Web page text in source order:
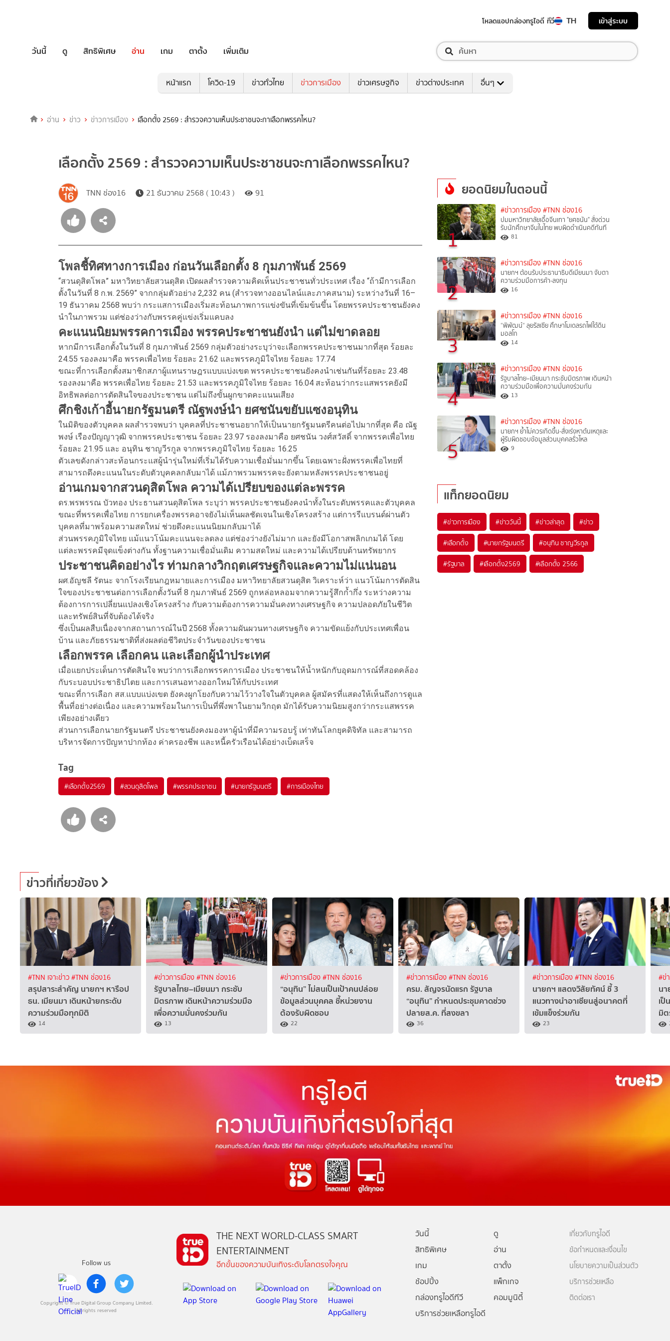
โหลดแอปกล่องทรูไอดี ทีวี TH เข้าสู่ระบบ
วันนี้ ดู สิทธิพิเศษ อ่าน เกม ตาตั้ง เพิ่มเติม
หน้าแรก โควิด-19 ข่าวทั่วไทย ข่าวการเมือง ข่าวเศรษฐกิจ ข่าวต่างประเทศ อื่นๆ
อ่าน ข่าว ข่าวการเมือง เลือกตั้ง 2569 : สำรวจความเห็นประชาชนจะกาเลือกพรรคไหน?
เลือกตั้ง 2569 : สำรวจความเห็นประชาชนจะกาเลือกพรรคไหน?
TNN ช่อง16 21 ธันวาคม 2568 ( 10:43 ) 91
โพลชี้ทิศทางการเมือง ก่อนวันเลือกตั้ง 8 กุมภาพันธ์ 2569
“สวนดุสิตโพล” มหาวิทยาลัยสวนดุสิต เปิดผลสำรวจความคิดเห็นประชาชนทั่วประเทศ เรื่อง “ถ้ามีการเลือก
ตั้งในวันที่ 8 ก.พ. 2569” จากกลุ่มตัวอย่าง 2,232 คน (สำรวจทางออนไลน์และภาคสนาม) ระหว่างวันที่ 16–
19 ธันวาคม 2568 พบว่า กระแสการเมืองเริ่มสะท้อนภาพการแข่งขันที่เข้มข้นขึ้น โดยพรรคประชาชนยังคง
นำในภาพรวม แต่ช่องว่างกับพรรคคู่แข่งเริ่มแคบลง
คะแนนนิยมพรรคการเมือง พรรคประชาชนยังนำ แต่ไม่ขาดลอย
หากมีการเลือกตั้งในวันที่ 8 กุมภาพันธ์ 2569 กลุ่มตัวอย่างระบุว่าจะเลือกพรรคประชาชนมากที่สุด ร้อยละ
24.55 รองลงมาคือ พรรคเพื่อไทย ร้อยละ 21.62 และพรรคภูมิใจไทย ร้อยละ 17.74
ขณะที่การเลือกตั้งสมาชิกสภาผู้แทนราษฎรแบบแบ่งเขต พรรคประชาชนยังคงนำเช่นกันที่ร้อยละ 23.48
รองลงมาคือ พรรคเพื่อไทย ร้อยละ 21.53 และพรรคภูมิใจไทย ร้อยละ 16.04 สะท้อนว่ากระแสพรรคยังมี
อิทธิพลต่อการตัดสินใจของประชาชน แต่ไม่ถึงขั้นผูกขาดคะแนนเสียง
ศึกชิงเก้าอี้นายกรัฐมนตรี ณัฐพงษ์นำ ยศชนันขยับแซงอนุทิน
ในมิติของตัวบุคคล ผลสำรวจพบว่า บุคคลที่ประชาชนอยากให้เป็นนายกรัฐมนตรีคนต่อไปมากที่สุด คือ ณัฐ
พงษ์ เรืองปัญญาวุฒิ จากพรรคประชาชน ร้อยละ 23.97 รองลงมาคือ ยศชนัน วงศ์สวัสดิ์ จากพรรคเพื่อไทย
ร้อยละ 21.95 และ อนุทิน ชาญวีรกูล จากพรรคภูมิใจไทย ร้อยละ 16.25
ตัวเลขดังกล่าวสะท้อนกระแสผู้นำรุ่นใหม่ที่เริ่มได้รับความเชื่อมั่นมากขึ้น โดยเฉพาะฝั่งพรรคเพื่อไทยที่
สามารถดึงคะแนนในระดับตัวบุคคลกลับมาได้ แม้ภาพรวมพรรคจะยังตามหลังพรรคประชาชนอยู่
อ่านเกมจากสวนดุสิตโพล ความได้เปรียบของแต่ละพรรค
ดร.พรพรรณ บัวทอง ประธานสวนดุสิตโพล ระบุว่า พรรคประชาชนยังคงนำทั้งในระดับพรรคและตัวบุคคล
ขณะที่พรรคเพื่อไทย การยกเครื่องพรรคอาจยังไม่เห็นผลชัดเจนในเชิงโครงสร้าง แต่การรีแบรนด์ผ่านตัว
บุคคลที่มาพร้อมความสดใหม่ ช่วยดึงคะแนนนิยมกลับมาได้
ส่วนพรรคภูมิใจไทย แม้แนวโน้มคะแนนจะลดลง แต่ช่องว่างยังไม่มาก และยังมีโอกาสพลิกเกมได้ โดย
แต่ละพรรคมีจุดแข็งต่างกัน ทั้งฐานความเชื่อมั่นเดิม ความสดใหม่ และความได้เปรียบด้านทรัพยากร
ประชาชนคิดอย่างไร ท่ามกลางวิกฤตเศรษฐกิจและความไม่แน่นอน
ผศ.อัญชลี รัตนะ จากโรงเรียนกฎหมายและการเมือง มหาวิทยาลัยสวนดุสิต วิเคราะห์ว่า แนวโน้มการตัดสิน
ใจของประชาชนต่อการเลือกตั้งวันที่ 8 กุมภาพันธ์ 2569 ถูกหล่อหลอมจากความรู้สึกก้ำกึ่ง ระหว่างความ
ต้องการการเปลี่ยนแปลงเชิงโครงสร้าง กับความต้องการความมั่นคงทางเศรษฐกิจ ความปลอดภัยในชีวิต
และทรัพย์สินที่จับต้องได้จริง
ซึ่งเป็นผลสืบเนื่องจากสถานการณ์ในปี 2568 ทั้งความผันผวนทางเศรษฐกิจ ความขัดแย้งกับประเทศเพื่อน
บ้าน และภัยธรรมชาติที่ส่งผลต่อชีวิตประจำวันของประชาชน
เลือกพรรค เลือกคน และเลือกผู้นำประเทศ
เมื่อแยกประเด็นการตัดสินใจ พบว่าการเลือกพรรคการเมือง ประชาชนให้น้ำหนักกับอุดมการณ์ที่สอดคล้อง
กับระบอบประชาธิปไตย และการเสนอทางออกใหม่ให้กับประเทศ
ขณะที่การเลือก สส.แบบแบ่งเขต ยังคงผูกโยงกับความไว้วางใจในตัวบุคคล ผู้สมัครที่แสดงให้เห็นถึงการดูแล
พื้นที่อย่างต่อเนื่อง และความพร้อมในการเป็นที่พึ่งพาในยามวิกฤต มักได้รับความนิยมสูงกว่ากระแสพรรค
เพียงอย่างเดียว
ส่วนการเลือกนายกรัฐมนตรี ประชาชนยังคงมองหาผู้นำที่มีความรอบรู้ เท่าทันโลกยุคดิจิทัล และสามารถ
บริหารจัดการปัญหาปากท้อง ค่าครองชีพ และหนี้ครัวเรือนได้อย่างเบ็ดเสร็จ
Tag
#เลือกตั้ง2569 #สวนดุสิตโพล #พรรคประชาชน #นายกรัฐมนตรี #การเมืองไทย
ยอดนิยมในตอนนี้
1
#ข่าวการเมือง #TNN ช่อง16
ปมมหาวิทยาลัยเอื้อจีนเทา "ยศชนัน" สั่งด่วน
รับนักศึกษาจีนในไทย พบผิดดำเนินคดีทันที
81
2
#ข่าวการเมือง #TNN ช่อง16
นายกฯ ต้อนรับประธานาธิบดีเมียนมา จับตา
ความร่วมมือการค้า-ลงทุน
16
3
#ข่าวการเมือง #TNN ช่อง16
“พิพัฒน์“ ลุยรัสเซีย ศึกษาโมเดลรถไฟใต้ดิน
มอสโก
14
4
#ข่าวการเมือง #TNN ช่อง16
รัฐบาลไทย–เมียนมา กระชับมิตรภาพ เดินหน้า
ความร่วมมือเพื่อความมั่นคงร่วมกัน
13
5
#ข่าวการเมือง #TNN ช่อง16
นายกฯ ย้ำไม่ควรเกิดขึ้น-สั่งเร่งหาต้นเหตุและ
ผู้รับผิดชอบข้อมูลส่วนบุคคลรั่วไหล
9
แท็กยอดนิยม
#ข่าวการเมือง #ข่าววันนี้ #ข่าวล่าสุด #ข่าว
#เลือกตั้ง #นายกรัฐมนตรี #อนุทิน ชาญวีรกูล
#รัฐบาล #เลือกตั้ง2569 #เลือกตั้ง 2566
ข่าวที่เกี่ยวข้อง
#TNN เจาะข่าว#TNN ช่อง16
สรุปสาระสำคัญ นายกฯ หารือป
ธน. เมียนมา เดินหน้ายกระดับ
ความร่วมมือทุกมิติ
14
#ข่าวการเมือง#TNN ช่อง16
รัฐบาลไทย–เมียนมา กระชับ
มิตรภาพ เดินหน้าความร่วมมือ
เพื่อความมั่นคงร่วมกัน
13
#ข่าวการเมือง#TNN ช่อง16
“อนุทิน” ไม่สนเป็นเป้าคนปล่อย
ข้อมูลส่วนบุคคล ชี้หน่วยงาน
ต้องรับผิดชอบ
22
#ข่าวการเมือง#TNN ช่อง16
ครม. สัญจรนัดแรก รัฐบาล
“อนุทิน” กำหนดประชุมคาดช่วง
ปลายส.ค. ที่สงขลา
36
#ข่าวการเมือง#TNN ช่อง16
นายกฯ แสดงวิสัยทัศน์ ชี้ 3
แนวทางนำอาเซียนสู่อนาคตที่
เข้มแข็งร่วมกัน
23
#ข่
น
เป็
มิ
Follow us
Copyright © True Digital Group Company Limited.
All rights reserved
THE NEXT WORLD-CLASS SMART
ENTERTAINMENT
อีกขั้นของความบันเทิงระดับโลกตรงใจคุณ
วันนี้
ดู
สิทธิพิเศษ
อ่าน
เกม
ตาตั้ง
ช้อปปิ้ง
แพ็กเกจ
กล่องทรูไอดีทีวี
คอมมูนิตี้
บริการช่วยเหลือทรูไอดี
เกี่ยวกับทรูไอดี
ข้อกำหนดและเงื่อนไข
นโยบายความเป็นส่วนตัว
บริการช่วยเหลือ
ติดต่อเรา